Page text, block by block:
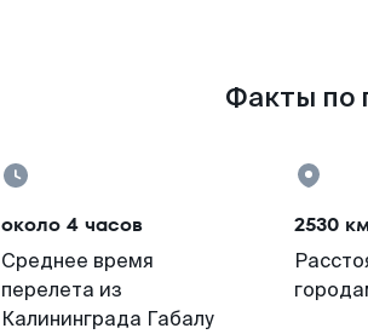
Факты по
около 4 часов
Среднее время
перелета из
Калининграда Габалу
2530